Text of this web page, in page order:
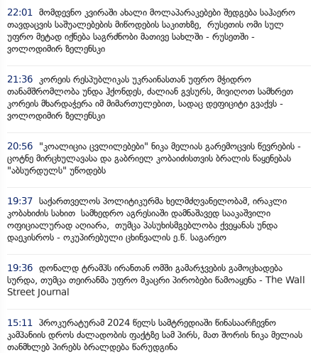
22:01
მომდევნო კვირაში ახალი მოლაპარაკებები შედგება საჰაერო
თავდაცვის საშუალებების მიწოდების საკითხზე, რუსეთის ომი სულ
უფრო მეტად იქნება საგრძნობი მათივე სახლში - რუსეთში -
ვოლოდიმირ ზელენსკი
21:36
კორეის რესპუბლიკას უკრაინასთან უფრო მჭიდრო
თანამშრომლობა უნდა ჰქონდეს, ძალიან გვსურს, მივიღოთ სამხრეთ
კორეის მხარდაჭერა იმ მიმართულებით, სადაც დეფიციტი გვაქვს -
ვოლოდიმირ ზელენსკი
20:56
"კოალიცია ცვლილებები" ნიკა მელიას გარემოცვის წევრების -
ცოტნე მირცხულავასა და გაბრიელ კობაიძისთვის ბრალის წაყენებას
"აბსურდულს" უწოდებს
19:37 საქართველოს პოლიტიკურმა ხელმძღვანელობამ, ირაკლი
კობახიძის სახით სამხედრო აგრესიაში დამნაშავედ სააკაშვილი
ოფიციალურად აღიარა, თუმცა პასუხისმგებლობა ქვეყანას უნდა
დაეკისროს - ოკუპირებული ცხინვალის ე.წ. საგარეო
19:36 დონალდ ტრამპს ირანთან ომში გამარჯვების გამოცხადება
სურდა, თუმცა თეირანმა უფრო მკაცრი პირობები წამოაყენა - The Wall
Street Journal
15:11
პროკურატურამ 2024 წელს სამტრედიაში წინასაარჩევნო
კამპანიის დროს ძალადობის ფაქტზე სამ პირს, მათ შორის ნიკა მელიას
თანმხლებ პირებს ბრალდება წარუდგინა